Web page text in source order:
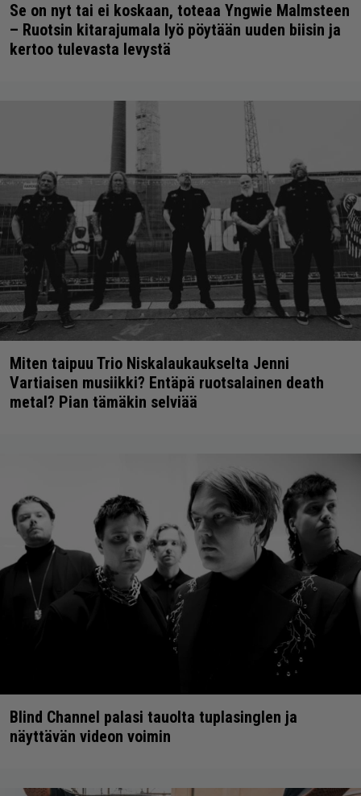
Se on nyt tai ei koskaan, toteaa Yngwie Malmsteen
– Ruotsin kitarajumala lyö pöytään uuden biisin ja
kertoo tulevasta levystä
Miten taipuu Trio Niskalaukaukselta Jenni
Vartiaisen musiikki? Entäpä ruotsalainen death
metal? Pian tämäkin selviää
Blind Channel palasi tauolta tuplasinglen ja
näyttävän videon voimin